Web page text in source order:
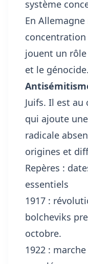
système
En
concentration
jouent un
et le génocide.
Juifs. Il est au
qui ajoute
radicale
origines et
Repères :
essentiels
1917 :
bolcheviks
octobre.
1922 :